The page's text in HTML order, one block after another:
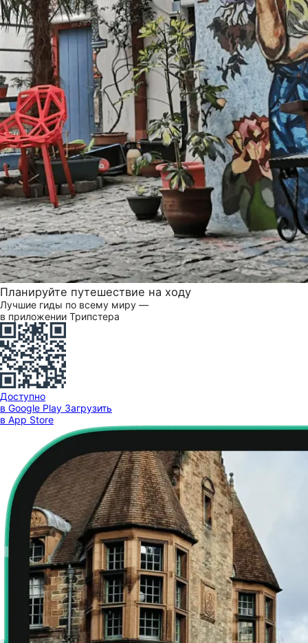
Планируйте путешествие на ходу
Лучшие гиды по всему миру —
в приложении Трипстера
Доступно
в Google Play Загрузить
в App Store